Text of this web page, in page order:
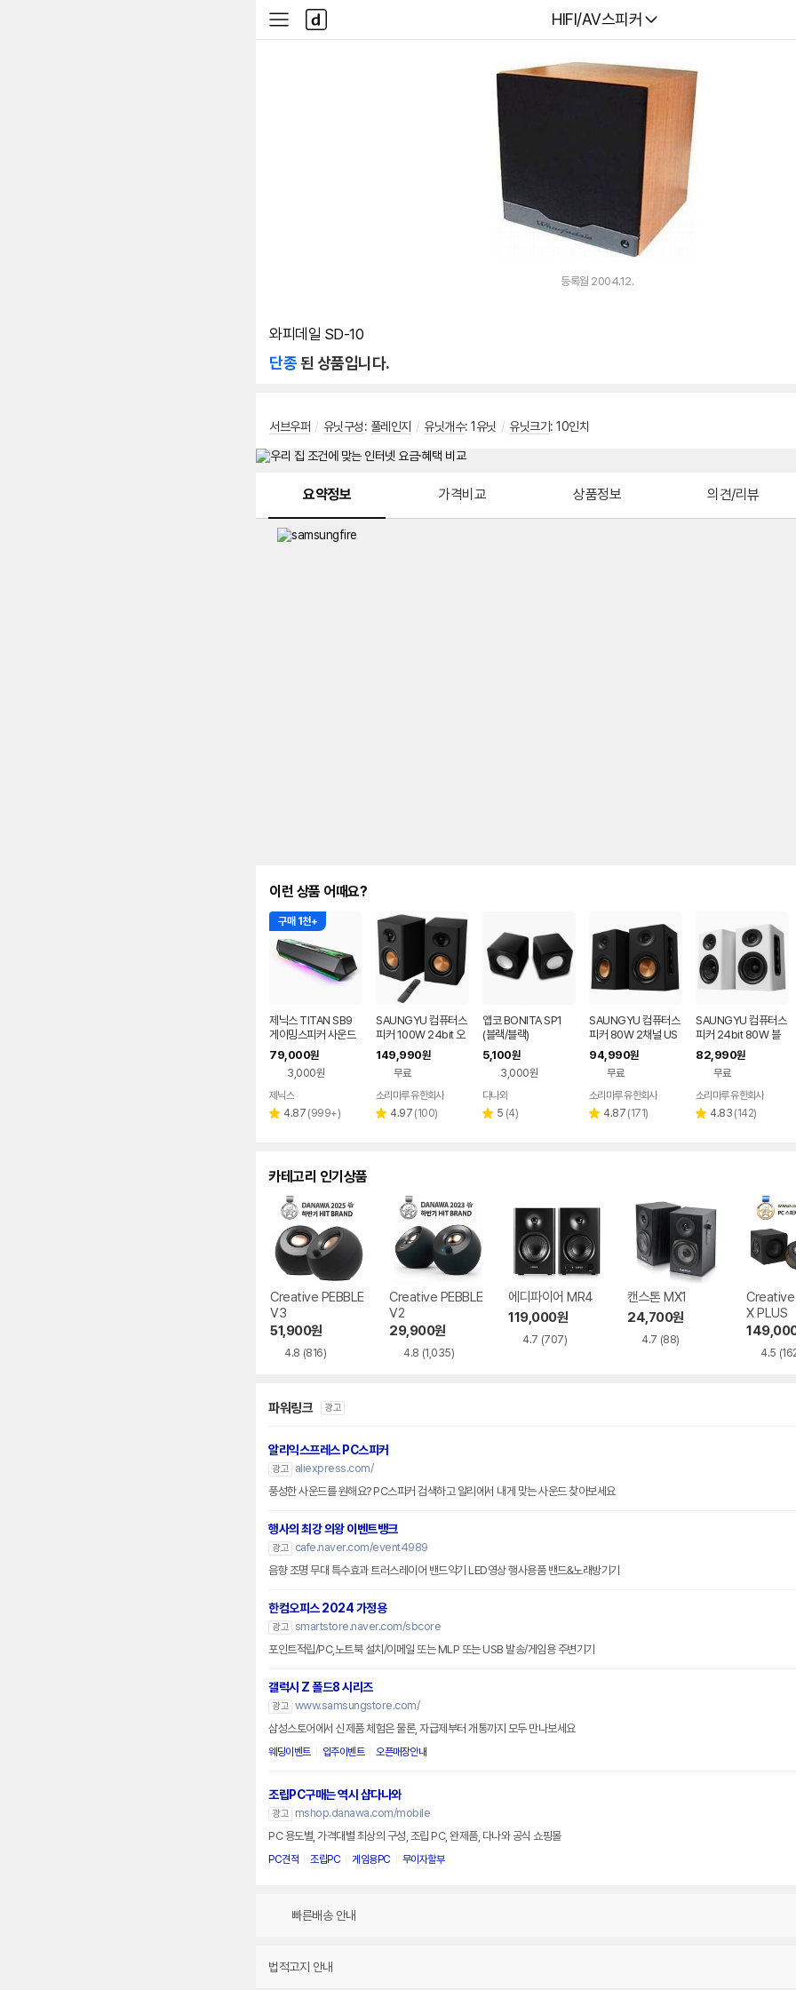
다나와
HIFI/AV스피커
사
이
다
나
와
등록월 2004.12.
와피데일 SD-10
단종된 상품입니다.
서브우퍼 / 유닛구성: 풀레인지 / 유닛개수: 1유닛 / 유닛크기 : 10인치
요약정보 가격비교 상품정보 의견/리뷰
이런 상품 어때요?
구매 1천+
제닉스 TITAN SB9
게이밍스피커 사운드
바 컴퓨터스피커
79,000원
3,000원
페이
제닉스
별 4.87 리
(999+)
SAUNGYU 컴퓨터스
피커 100W 24bit 오
디오 2채널 PC 유선
블루투스 연결
149,990원
무료
소리마루 유한회사
별 4.97 리
(100)
앱코 BONITA SP1
(블랙/블랙)
5,100원
3,000원
페이
다나와
별 5 리
(4)
SAUNGYU 컴퓨터스
피커 80W 2채널 US
B DAC 옵티컬 유선 연
결 블루투스 스피커
94,990원
무료
소리마루 유한회사
별 4.87 리
(171)
SAUNGYU 컴퓨터스
피커 24bit 80W 블
루투스 USB DAC AU
X 옵티컬 연결
82,990원
무료
소리마루 유한회사
별 4.83 리
(142)
카테고리 인기상품
Creative PEBBLE
V3
51,900원
4.8 (816)
Creative PEBBLE
V2
29,900원
4.8 (1,035)
에디파이어 MR4
119,000원
4.7 (707)
캔스톤 MX1
24,700원
4.7 (88)
Creative
X PLUS
4.5
파워링크 광고
알리익스프레스 PC스피커
광고
aliexpress.com/
풍성한 사운드를 원해요? PC스피커 검색하고 알리에서 내게 맞는 사운드 찾아보세요
행사의 최강 의왕 이벤트뱅크
광고
cafe.naver.com/event4989
음향 조명 무대 특수효과 트러스레이어 밴드악기 LED영상 행사용품 밴드&노래방기기
한컴오피스 2024 가정용
광고 smartstore.naver.com/sbcore
포인트적립/PC,노트북 설치/이메일 또는 MLP 또는 USB 발송/게임용 주변기기
갤럭시 Z 폴드8 시리즈
광고 www.samsungstore.com/
삼성스토어에서 신제품 체험은 물론, 자급제부터 개통까지 모두 만나보세요
웨딩이벤트 입주이벤트 오픈매장안내
조립PC구매는 역시 샵다나와
광고
mshop.danawa.com/mobile
PC 용도별, 가격대별 최상의 구성, 조립 PC, 완제품, 다나와 공식 쇼핑몰
PC견적 조립PC 게임용PC 무이자할부
빠른배송 안내
법적고지 안내